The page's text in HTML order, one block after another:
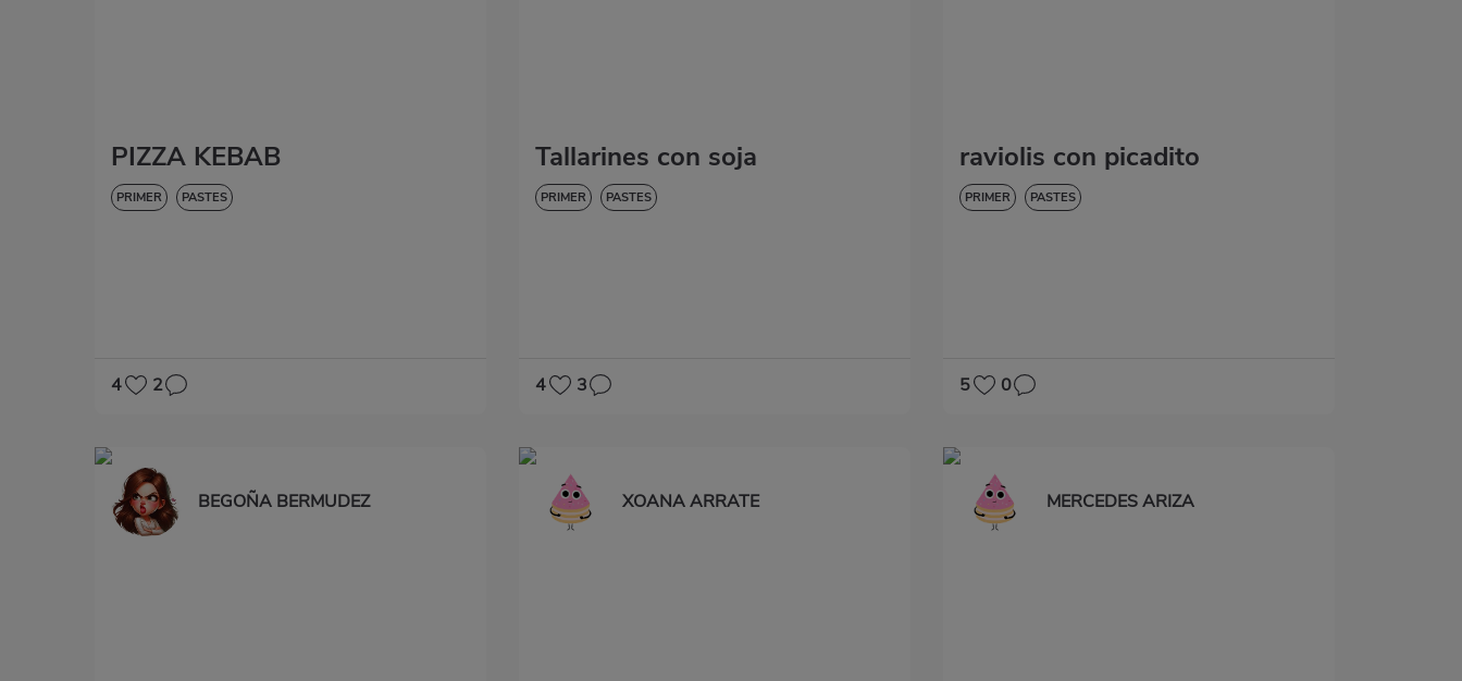
PIZZA KEBAB
PRIMER PASTES
4 2
Tallarines con soja
PRIMER PASTES
4 3
raviolis con picadito
PRIMER PASTES
5 0
BEGOÑA BERMUDEZ XOANA ARRATE MERCEDES ARIZA